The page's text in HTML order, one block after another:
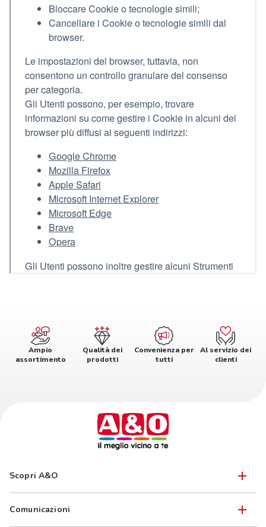
Ampio
assortimento
Qualità dei
prodotti
Convenienza per
tutti
Al servizio dei
clienti
Scopri A&O
Comunicazioni